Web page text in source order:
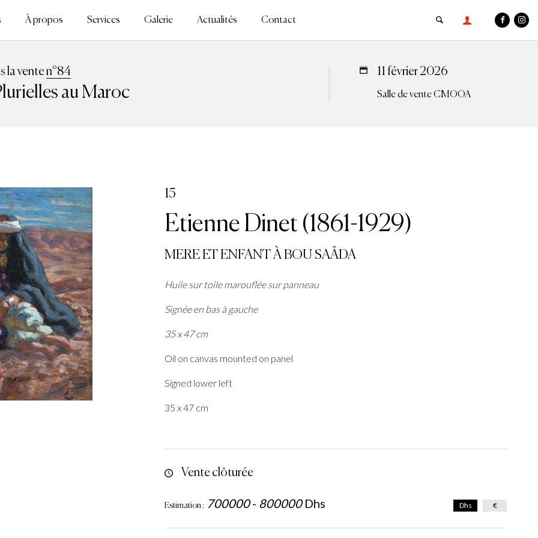
À propos Services Galerie Actualités Contact
la venten°84
au Maroc
11 février 2026
Salle de vente CMOOA
15
Etienne Dinet (1861-1929)
MERE ET ENFANT À BOU SAÂDA
Huile sur toile marouflée sur panneau
Signée en bas à gauche
35 x 47 cm
Oil on canvas mounted on panel
Signed lower left
35 x 47 cm
Vente clôturée
Estimation : 700000- 800000 Dhs Dhs €